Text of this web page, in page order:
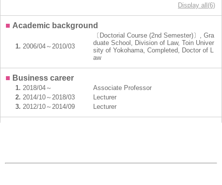
Display all(6)
■ Academic background
1. 2006/04～2010/03
〔Doctorial Course (2nd Semester)〕, Gra
duate School, Division of Law, Toin Univer
sity of Yokohama, Completed, Doctor of L
aw
■ Business career
1. 2018/04～
Associate Professor
2. 2014/10～2018/03
Lecturer
3. 2012/10～2014/09 Lecturer